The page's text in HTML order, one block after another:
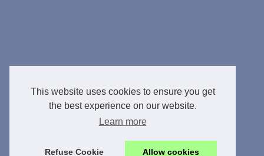
This website uses cookies to ensure you get
the best experience on our website.
Learn more
Refuse Cookie Allow cookies